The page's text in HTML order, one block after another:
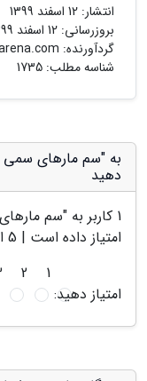
انتشار: 12 اسفند 1399
بروزرسانی: 12 اسفند 1399
گردآورنده:
شناسه مطلب: 1735
به "سم مارهای سمی
دهید
1 کاربر به "سم
امتیاز داده است | 5
امتیاز دهید:
1
2